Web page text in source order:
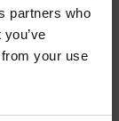
partners who
your use